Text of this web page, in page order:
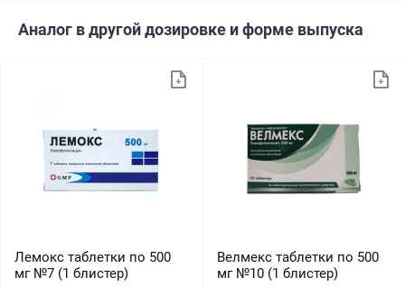
Аналог в другой дозировке и форме выпуска
Лемокс таблетки по 500
мг №7 (1 блистер)
Велмекс таблетки по 500
мг №10 (1 блистер)